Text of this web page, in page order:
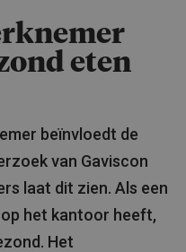
ZOEKEN
eten
beïnvloedt de
van Gaviscon
laat dit zien. Als een
het kantoor heeft,
Het